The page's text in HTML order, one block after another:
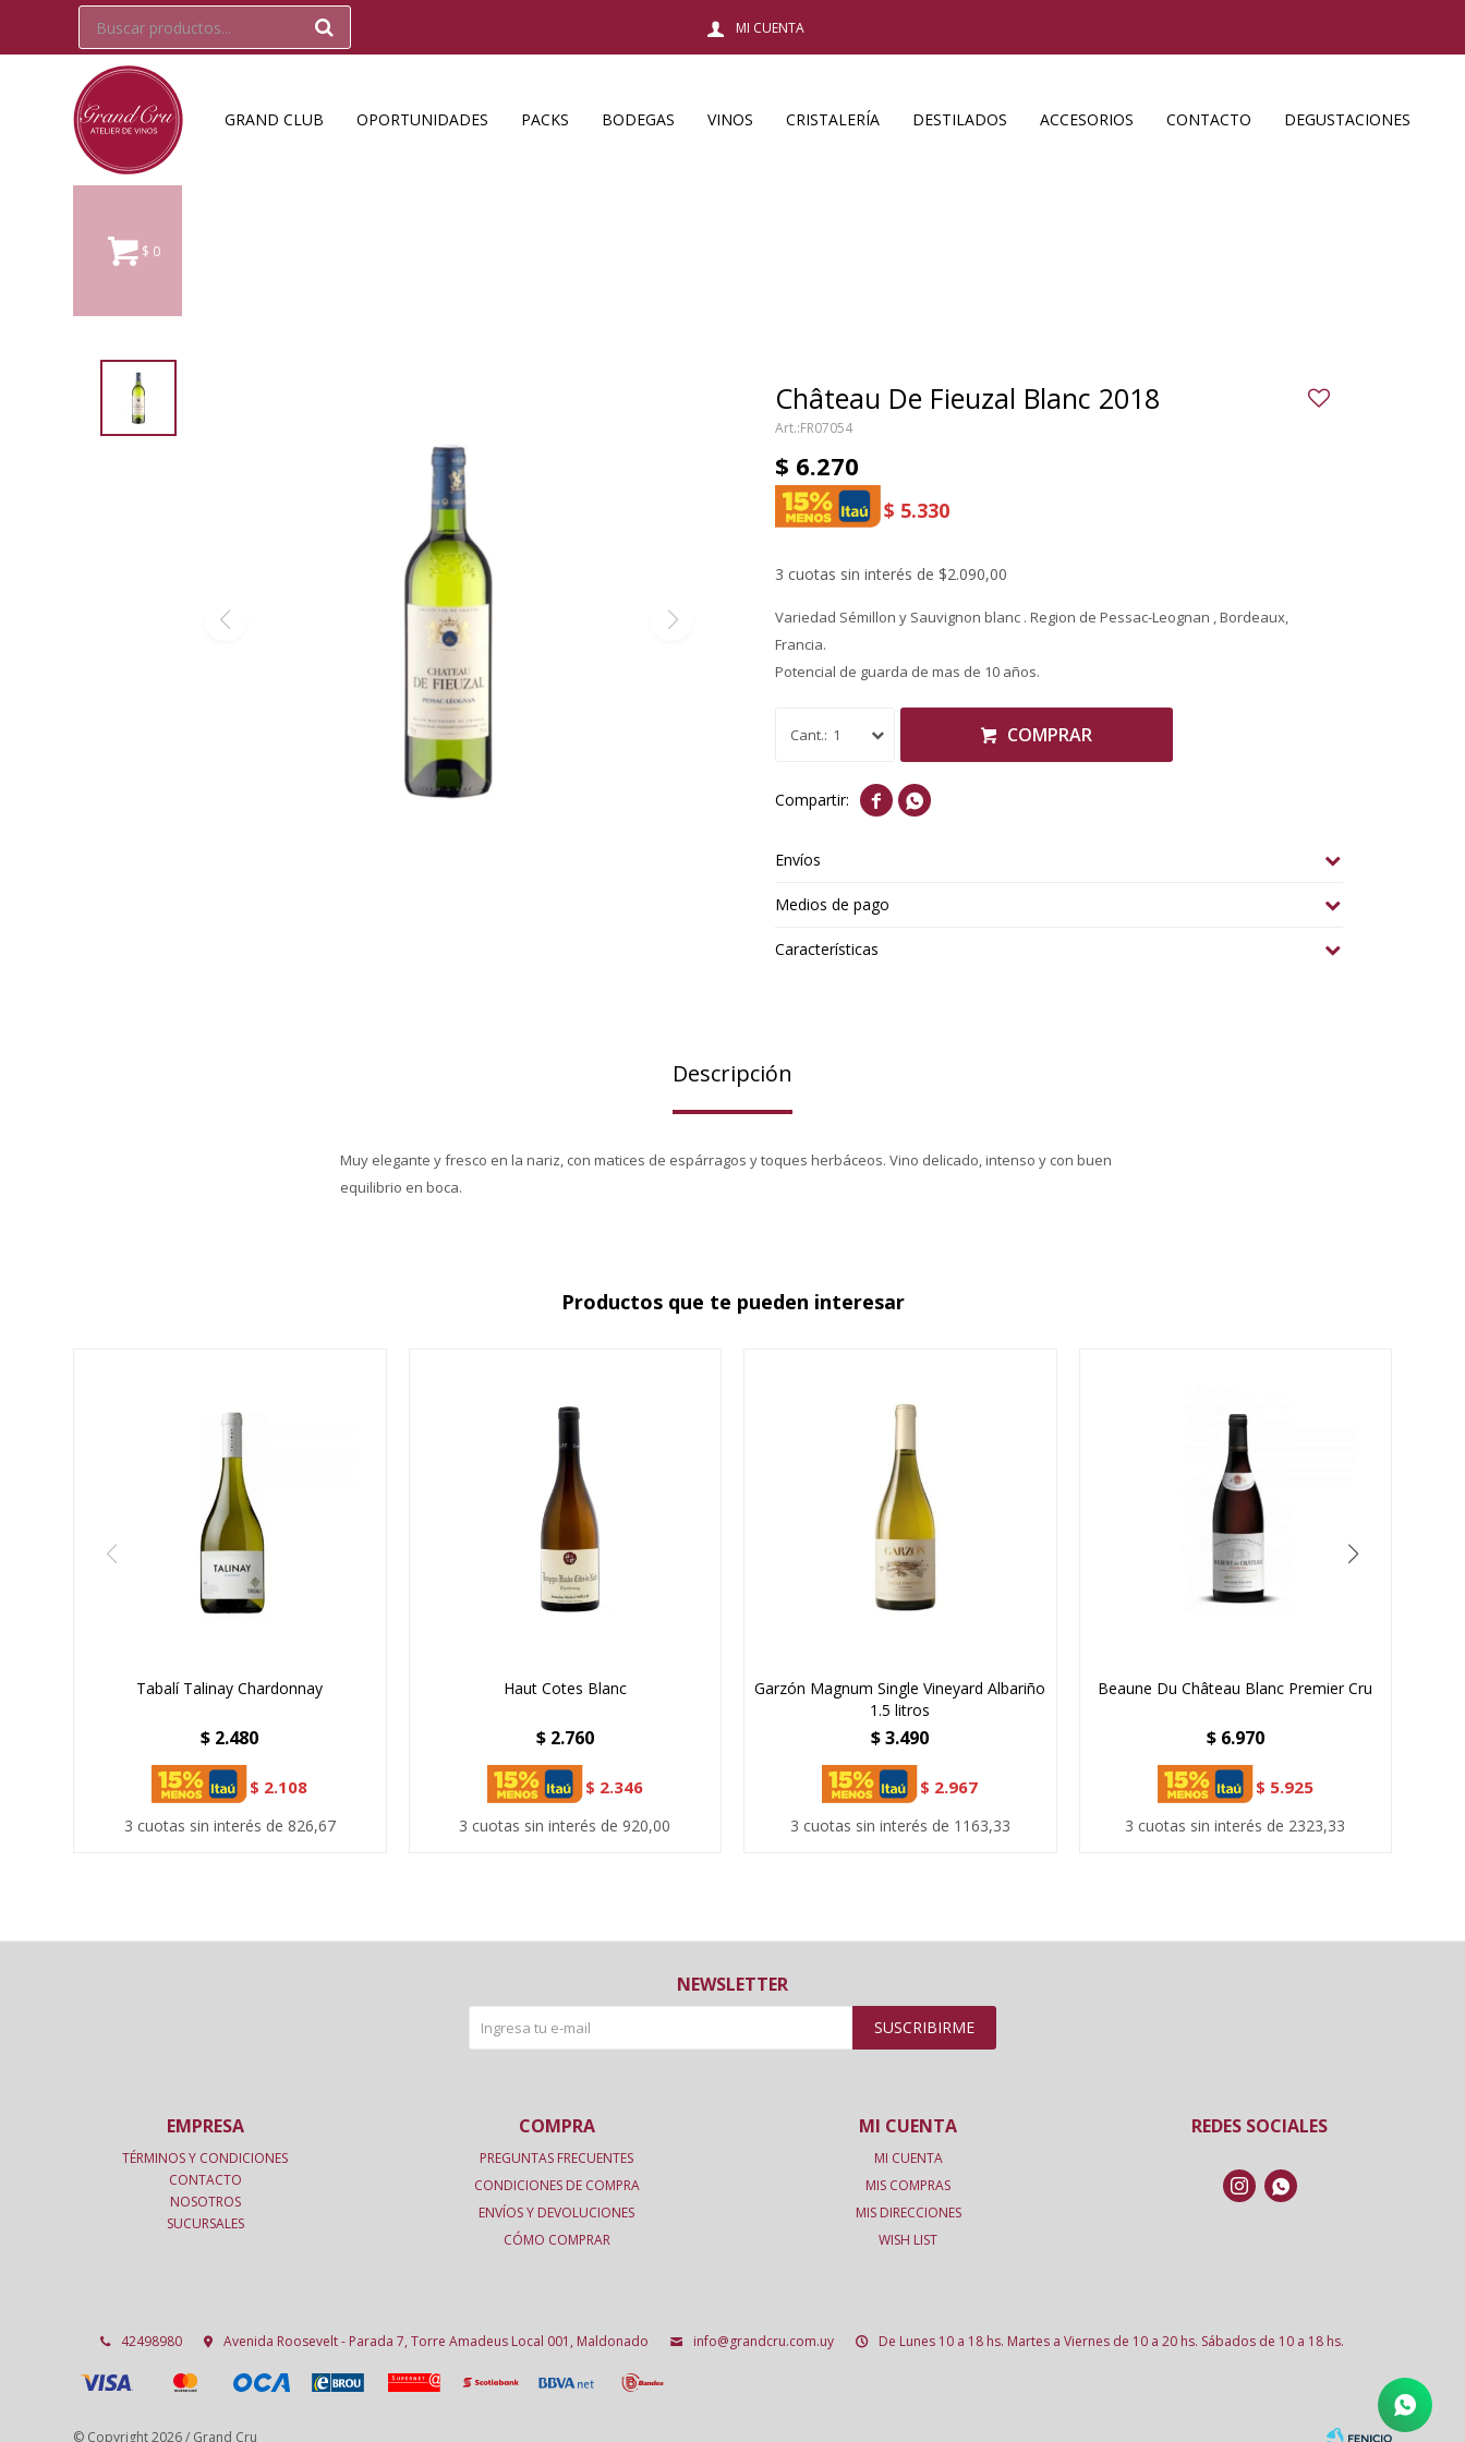
GRAND CLUB OPORTUNIDADES PACKS BODEGAS VINOS CRISTALERÍA DESTILADOS ACCESORIOS CONTACTO DEGUSTACIONES
$ 0
Château De Fieuzal Blanc 2018
FR07054
$ 6.270
$ 5.330
3 cuotas sin interés de $2.090,00
Variedad Sémillon y Sauvignon blanc . Region de Pessac-Leognan , Bordeaux,
Francia.
Potencial de guarda de mas de 10 años.
1 COMPRAR
 
Envíos
Medios de pago
Características
Descripción
Muy elegante y fresco en la nariz, con matices de espárragos y toques herbáceos. Vino delicado, intenso y con buen
equilibrio en boca.
Productos que te pueden interesar
Tabalí Talinay Chardonnay
$ 2.480
$ 2.108
3 cuotas sin interés de 826,67
Haut Cotes Blanc
$ 2.760
$ 2.346
3 cuotas sin interés de 920,00
Garzón Magnum Single Vineyard Albariño
1.5 litros
$ 3.490
$ 2.967
3 cuotas sin interés de 1163,33
Beaune Du Château Blanc Premier Cru
$ 6.970
$ 5.925
3 cuotas sin interés de 2323,33
NEWSLETTER
SUSCRIBIRME
REDES SOCIALES
 
42498980 Avenida Roosevelt - Parada 7, Torre Amadeus Local 001, Maldonado info@grandcru.com.uy De Lunes 10 a 18 hs. Martes a Viernes de 10 a 20 hs. Sábados de 10 a 18 hs.
EMPRESA
TÉRMINOS Y CONDICIONES
CONTACTO
NOSOTROS
SUCURSALES
COMPRA
PREGUNTAS FRECUENTES
CONDICIONES DE COMPRA
ENVÍOS Y DEVOLUCIONES
CÓMO COMPRAR
MI CUENTA
MI CUENTA
MIS COMPRAS
MIS DIRECCIONES
WISH LIST
© Copyright 2026 / Grand Cru